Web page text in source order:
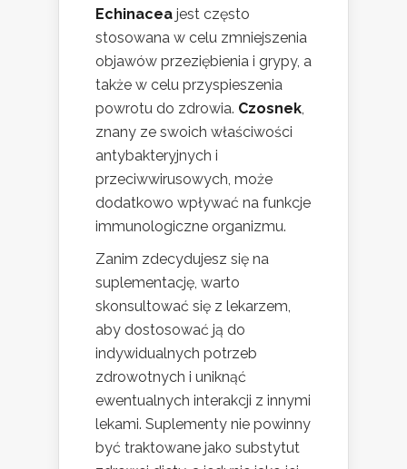
Echinacea jest często
stosowana w celu zmniejszenia
objawów przeziębienia i grypy, a
także w celu przyspieszenia
powrotu do zdrowia. Czosnek,
znany ze swoich właściwości
antybakteryjnych i
przeciwwirusowych, może
dodatkowo wpływać na funkcje
immunologiczne organizmu.
Zanim zdecydujesz się na
suplementację, warto
skonsultować się z lekarzem,
aby dostosować ją do
indywidualnych potrzeb
zdrowotnych i uniknąć
ewentualnych interakcji z innymi
lekami. Suplementy nie powinny
być traktowane jako substytut